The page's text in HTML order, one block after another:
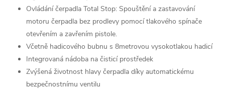
Ovládání čerpadla Total Stop: Spouštění a zastavování
motoru čerpadla bez prodlevy pomocí tlakového spínače
otevřením a zavřením pistole.
Včetně hadicového bubnu s 8metrovou vysokotlakou hadicí
Integrovaná nádoba na čisticí prostředek
Zvýšená životnost hlavy čerpadla díky automatickému
bezpečnostnímu ventilu